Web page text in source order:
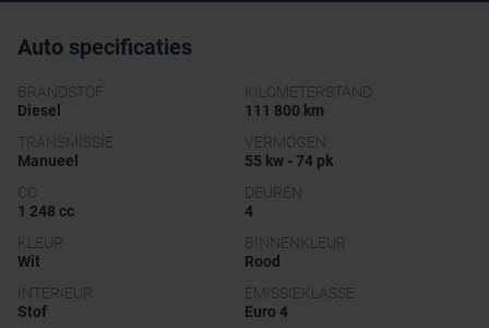
Auto specificaties
BRANDSTOF
Diesel
KILOMETERSTAND
111 800 km
TRANSMISSIE
Manueel
VERMOGEN
55 kw - 74 pk
CC
1 248 cc
DEUREN
4
KLEUR
Wit
BINNENKLEUR
Rood
INTERIEUR
Stof
EMISSIEKLASSE
Euro 4